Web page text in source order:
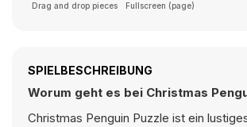
Drag and drop pieces Fullscreen (page)
SPIELBESCHREIBUNG
Worum geht es bei Christmas
Christmas Penguin Puzzle ist ein